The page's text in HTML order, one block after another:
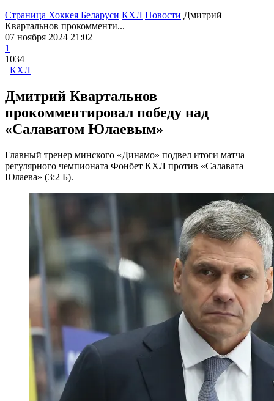
Страница Хоккея Беларуси КХЛ Новости Дмитрий
Квартальнов прокомменти...
07 ноября 2024 21:02
1
1034
КХЛ
Дмитрий Квартальнов
прокомментировал победу над
«Салаватом Юлаевым»
Главный тренер минского «Динамо» подвел итоги матча
регулярного чемпионата Фонбет КХЛ против «Салавата
Юлаева» (3:2 Б).